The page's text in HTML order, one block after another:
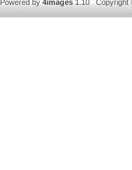
Powered by4images1.10 Copyright